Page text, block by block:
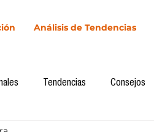
Análisis de Tendencias
Tendencias Consejos